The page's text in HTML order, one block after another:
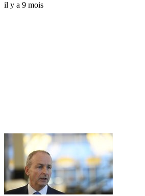
il y a 9 mois